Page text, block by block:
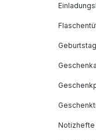
Notizhefte